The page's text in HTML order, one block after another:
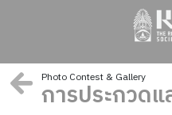
Photo Contest & Gallery
การประกวด